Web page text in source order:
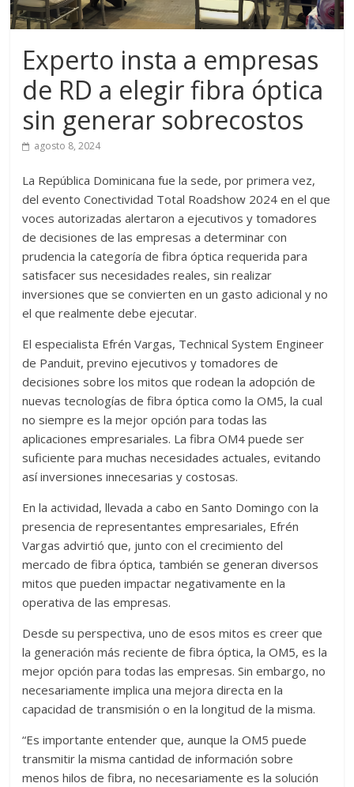
Experto insta a empresas
de RD a elegir fibra óptica
sin generar sobrecostos
agosto 8, 2024
La República Dominicana fue la sede, por primera vez,
del evento Conectividad Total Roadshow 2024 en el que
voces autorizadas alertaron a ejecutivos y tomadores
de decisiones de las empresas a determinar con
prudencia la categoría de fibra óptica requerida para
satisfacer sus necesidades reales, sin realizar
inversiones que se convierten en un gasto adicional y no
el que realmente debe ejecutar.
El especialista Efrén Vargas, Technical System Engineer
de Panduit, previno ejecutivos y tomadores de
decisiones sobre los mitos que rodean la adopción de
nuevas tecnologías de fibra óptica como la OM5, la cual
no siempre es la mejor opción para todas las
aplicaciones empresariales. La fibra OM4 puede ser
suficiente para muchas necesidades actuales, evitando
así inversiones innecesarias y costosas.
En la actividad, llevada a cabo en Santo Domingo con la
presencia de representantes empresariales, Efrén
Vargas advirtió que, junto con el crecimiento del
mercado de fibra óptica, también se generan diversos
mitos que pueden impactar negativamente en la
operativa de las empresas.
Desde su perspectiva, uno de esos mitos es creer que
la generación más reciente de fibra óptica, la OM5, es la
mejor opción para todas las empresas. Sin embargo, no
necesariamente implica una mejora directa en la
capacidad de transmisión o en la longitud de la misma.
“Es importante entender que, aunque la OM5 puede
transmitir la misma cantidad de información sobre
menos hilos de fibra, no necesariamente es la solución